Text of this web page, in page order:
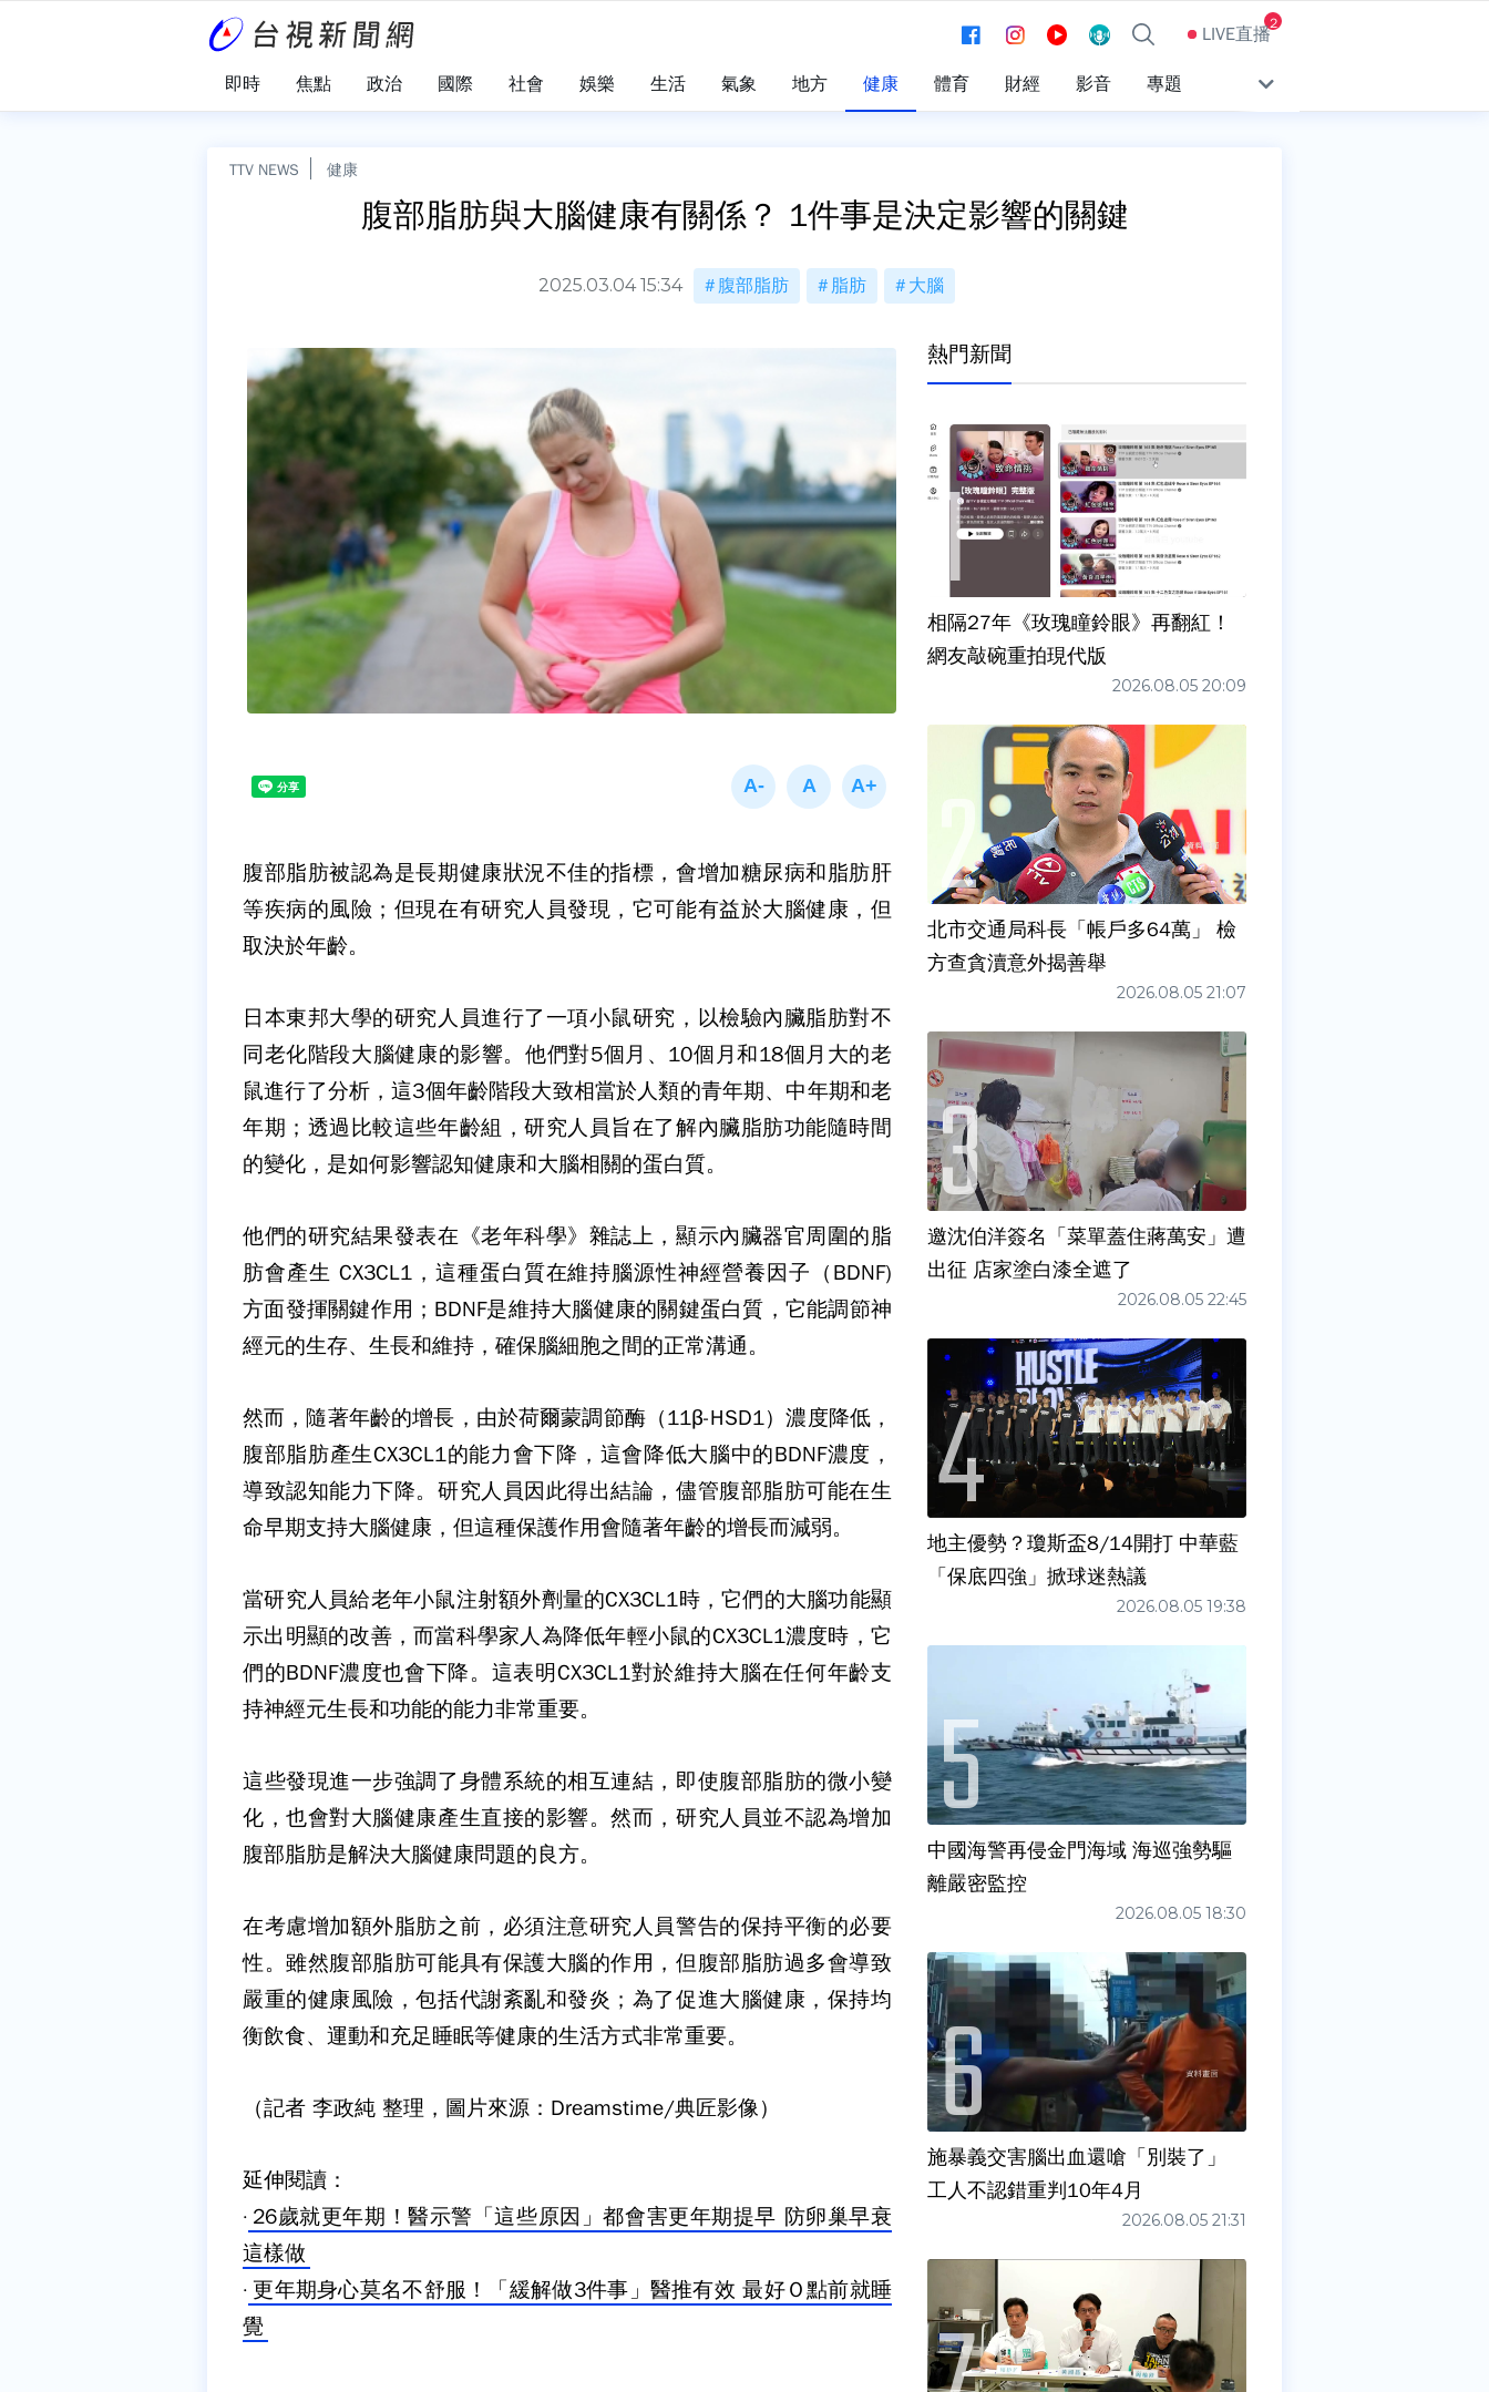
LIVE直播2
即時 焦點 政治 國際 社會 娛樂 生活 氣象 地方 健康 體育 財經 影音 專題
TTV NEWS 健康
腹部脂肪與大腦健康有關係？ 1件事是決定影響的關鍵
2025.03.04 15:34 腹部脂肪 脂肪 大腦
腹部脂肪被認為是長期健康狀況不佳的指標，會增加糖尿病和脂肪肝
等疾病的風險；但現在有研究人員發現，它可能有益於大腦健康，但
取決於年齡。
日本東邦大學的研究人員進行了一項小鼠研究，以檢驗內臟脂肪對不
同老化階段大腦健康的影響。他們對5個月、 10個月和18個月大的老
鼠進行了分析，這3個年齡階段大致相當於人類的青年期、中年期和老
年期；透過比較這些年齡組，研究人員旨在了解內臟脂肪功能隨時間
的變化，是如何影響認知健康和大腦相關的蛋白質。
他們的研究結果發表在《老年科學》雜誌上，顯示內臟器官周圍的脂
肪會產生 CX3CL1，這種蛋白質在維持腦源性神經營養因子 （BDNF)
方面發揮關鍵作用； BDNF是維持大腦健康的關鍵蛋白質，它能調節神
經元的生存、生長和維持，確保腦細胞之間的正常溝通。
然而，隨著年齡的增長，由於荷爾蒙調節酶（11β-HSD1）濃度降低，
腹部脂肪產生CX3CL1的能力會下降，這會降低大腦中的BDNF濃度，
導致認知能力下降。研究人員因此得出結論，儘管腹部脂肪可能在生
命早期支持大腦健康，但這種保護作用會隨著年齡的增長而減弱。
當研究人員給老年小鼠注射額外劑量的CX3CL1時，它們的大腦功能顯
示出明顯的改善，而當科學家人為降低年輕小鼠的CX3CL1濃度時，它
們的BDNF濃度也會下降。這表明CX3CL1對於維持大腦在任何年齡支
持神經元生長和功能的能力非常重要。
這些發現進一步強調了身體系統的相互連結，即使腹部脂肪的微小變
化，也會對大腦健康產生直接的影響。然而，研究人員並不認為增加
腹部脂肪是解決大腦健康問題的良方。
在考慮增加額外脂肪之前，必須注意研究人員警告的保持平衡的必要
性。雖然腹部脂肪可能具有保護大腦的作用，但腹部脂肪過多會導致
嚴重的健康風險，包括代謝紊亂和發炎；為了促進大腦健康，保持均
衡飲食、運動和充足睡眠等健康的生活方式非常重要。
（記者 李政純 整理，圖片來源：Dreamstime/典匠影像）
延伸閱讀：
· 26歲就更年期！醫示警「這些原因」都會害更年期提早 防卵巢早衰
這樣做
· 更年期身心莫名不舒服！「緩解做3件事」醫推有效 最好Ｏ點前就睡
覺
熱門新聞
相隔27年《玫瑰瞳鈴眼》再翻紅！
網友敲碗重拍現代版
2026.08.05 20:09
北市交通局科長「帳戶多64萬」 檢
方查貪瀆意外揭善舉
2026.08.05 21:07
邀沈伯洋簽名「菜單蓋住蔣萬安」遭
出征 店家塗白漆全遮了
2026.08.05 22:45
地主優勢？瓊斯盃8/14開打 中華藍
「保底四強」掀球迷熱議
2026.08.05 19:38
中國海警再侵金門海域 海巡強勢驅
離嚴密監控
2026.08.05 18:30
施暴義交害腦出血還嗆「別裝了」
工人不認錯重判10年4月
2026.08.05 21:31